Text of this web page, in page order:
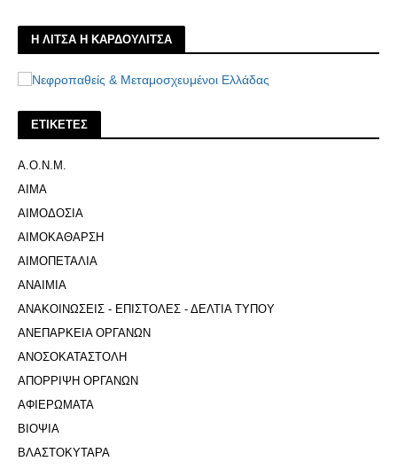
Η ΛΙΤΣΑ Η ΚΑΡΔΟΥΛΙΤΣΑ
ΕΤΙΚΕΤΕΣ
Α.Ο.Ν.Μ.
ΑΙΜΑ
ΑΙΜΟΔΟΣΙΑ
ΑΙΜΟΚΑΘΑΡΣΗ
ΑΙΜΟΠΕΤΑΛΙΑ
ΑΝΑΙΜΙΑ
ΑΝΑΚΟΙΝΩΣΕΙΣ - ΕΠΙΣΤΟΛΕΣ - ΔΕΛΤΙΑ ΤΥΠΟΥ
ΑΝΕΠΑΡΚΕΙΑ ΟΡΓΑΝΩΝ
ΑΝΟΣΟΚΑΤΑΣΤΟΛΗ
ΑΠΟΡΡΙΨΗ ΟΡΓΑΝΩΝ
ΑΦΙΕΡΩΜΑΤΑ
ΒΙΟΨΙΑ
ΒΛΑΣΤΟΚΥΤΑΡΑ